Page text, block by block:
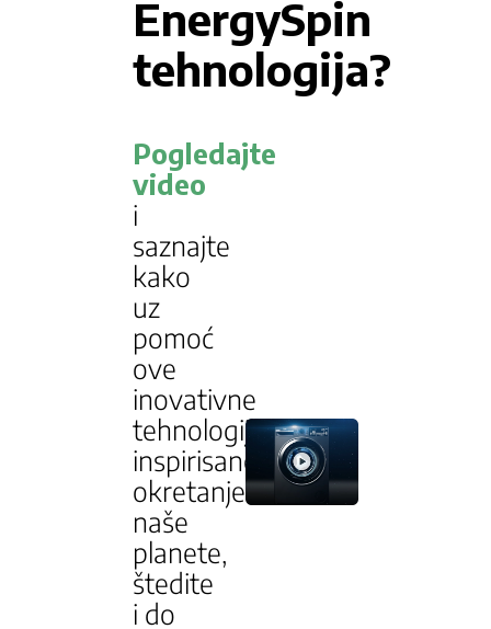
EnergySpin
tehnologija?
Pogledajte
video
i
saznajte
kako
uz
pomoć
ove
inovativne
tehnologije,
inspirisane
okretanjem
naše
planete,
štedite
i do